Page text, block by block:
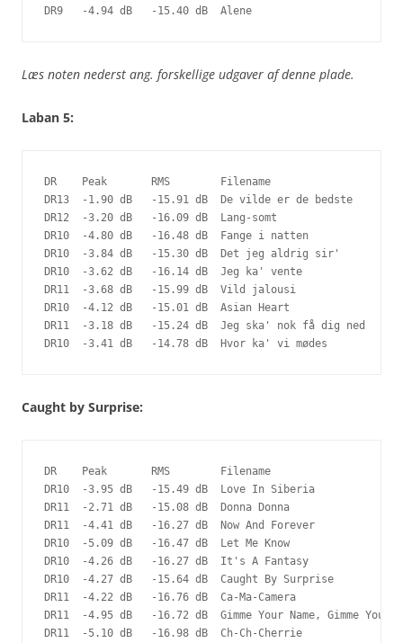
DR9   -4.94 dB   -15.40 dB  Alene
Læs noten nederst ang. forskellige udgaver af denne plade.
Laban 5:
DR    Peak       RMS        Filename
DR13  -1.90 dB   -15.91 dB  De vilde er de bedste
DR12  -3.20 dB   -16.09 dB  Lang-somt
DR10  -4.80 dB   -16.48 dB  Fange i natten
DR10  -3.84 dB   -15.30 dB  Det jeg aldrig sir'
DR10  -3.62 dB   -16.14 dB  Jeg ka' vente
DR11  -3.68 dB   -15.99 dB  Vild jalousi
DR10  -4.12 dB   -15.01 dB  Asian Heart
DR11  -3.18 dB   -15.24 dB  Jeg ska' nok få dig ned
DR10  -3.41 dB   -14.78 dB  Hvor ka' vi mødes
Caught by Surprise:
DR    Peak       RMS        Filename
DR10  -3.95 dB   -15.49 dB  Love In Siberia
DR11  -2.71 dB   -15.08 dB  Donna Donna
DR11  -4.41 dB   -16.27 dB  Now And Forever
DR10  -5.09 dB   -16.47 dB  Let Me Know
DR10  -4.26 dB   -16.27 dB  It's A Fantasy
DR10  -4.27 dB   -15.64 dB  Caught By Surprise
DR11  -4.22 dB   -16.76 dB  Ca-Ma-Camera
DR11  -4.95 dB   -16.72 dB  Gimme Your Name, Gimme Your
DR11  -5.10 dB   -16.98 dB  Ch-Ch-Cherrie